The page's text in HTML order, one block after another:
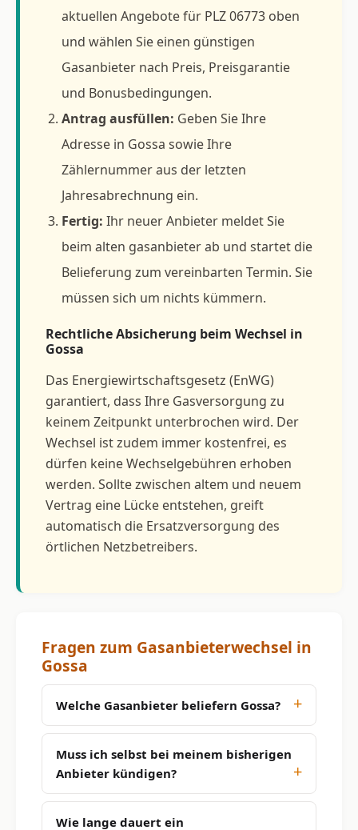
aktuellen Angebote für PLZ 06773 oben
und wählen Sie einen günstigen
Gasanbieter nach Preis, Preisgarantie
und Bonusbedingungen.
Antrag ausfüllen: Geben Sie Ihre
Adresse in Gossa sowie Ihre
Zählernummer aus der letzten
Jahresabrechnung ein.
Fertig: Ihr neuer Anbieter meldet Sie
beim alten gasanbieter ab und startet die
Belieferung zum vereinbarten Termin. Sie
müssen sich um nichts kümmern.
Rechtliche Absicherung beim Wechsel in
Gossa
Das Energiewirtschaftsgesetz (EnWG)
garantiert, dass Ihre Gasversorgung zu
keinem Zeitpunkt unterbrochen wird. Der
Wechsel ist zudem immer kostenfrei, es
dürfen keine Wechselgebühren erhoben
werden. Sollte zwischen altem und neuem
Vertrag eine Lücke entstehen, greift
automatisch die Ersatzversorgung des
örtlichen Netzbetreibers.
Fragen zum Gasanbieterwechsel in
Gossa
Welche Gasanbieter beliefern Gossa?
Muss ich selbst bei meinem bisherigen
Anbieter kündigen?
Wie lange dauert ein